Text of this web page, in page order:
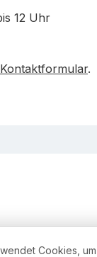
12 Uhr
Kontaktformular.
Cookies,